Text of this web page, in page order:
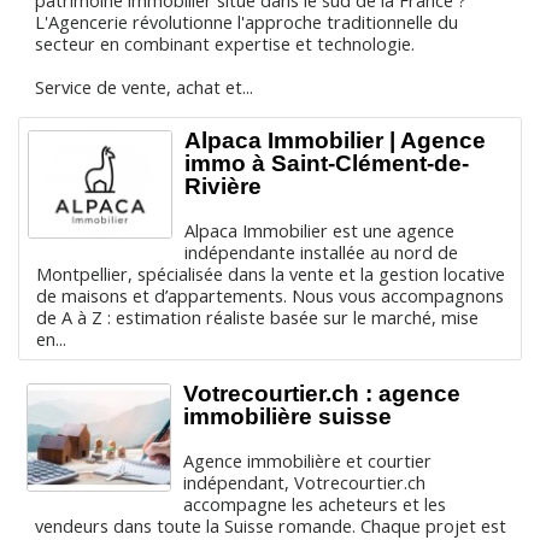
L'Agencerie révolutionne l'approche traditionnelle du
secteur en combinant expertise et technologie.
Service de vente, achat et...
Alpaca Immobilier | Agence
immo à Saint-Clément-de-
Rivière
Alpaca Immobilier est une agence
indépendante installée au nord de
Montpellier, spécialisée dans la vente et la gestion locative
de maisons et d’appartements. Nous vous accompagnons
de A à Z : estimation réaliste basée sur le marché, mise
en...
Votrecourtier.ch : agence
immobilière suisse
Agence immobilière et courtier
indépendant, Votrecourtier.ch
accompagne les acheteurs et les
vendeurs dans toute la Suisse romande. Chaque projet est